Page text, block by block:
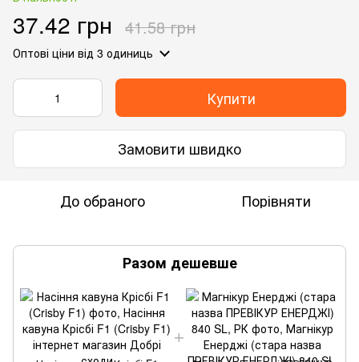
37.42 грн 41.58 грн
Оптові ціни від 3 одиниць
Купити
Замовити швидко
До обраного Порівняти
Разом дешевше